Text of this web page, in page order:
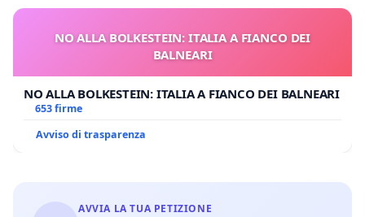
NO ALLA BOLKESTEIN: ITALIA A FIANCO DEI
BALNEARI
NO ALLA BOLKESTEIN: ITALIA A FIANCO DEI BALNEARI
653 firme
Avviso di trasparenza
AVVIA LA TUA PETIZIONE